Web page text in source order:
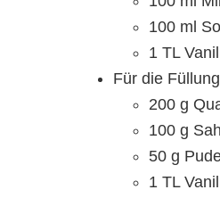
100 ml
1 TL
Für die
200 g
100 g
50 g
1 TL